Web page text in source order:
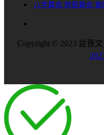
八字算命 称骨算命 紫
Copyright © 2023 益晋